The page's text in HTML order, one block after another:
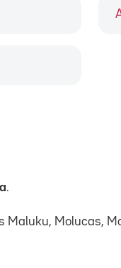
.
Maluku, Molucas,